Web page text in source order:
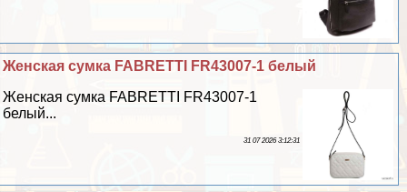
Женская сумка FABRETTI FR43007-1 белый
Женская сумка FABRETTI FR43007-1
белый...
31 07 2026 3:12:31